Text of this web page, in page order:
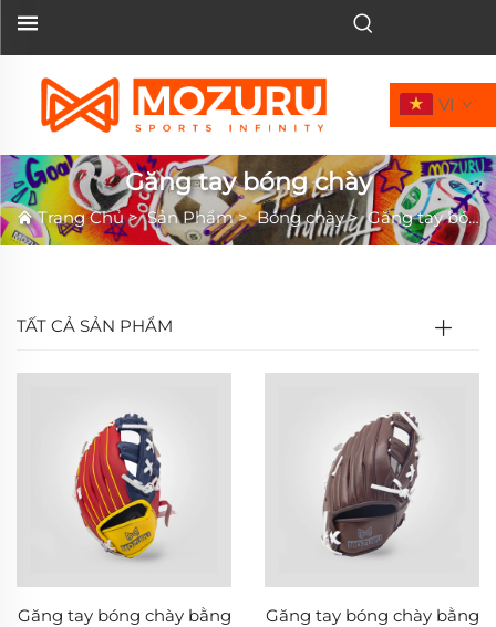
VI
Găng tay bóng chày
Trang Chủ>Sản Phẩm>Bóng chày>Găng tay bóng chày
TẤT CẢ SẢN PHẨM
Găng tay bóng chày bằng
Găng tay bóng chày bằng